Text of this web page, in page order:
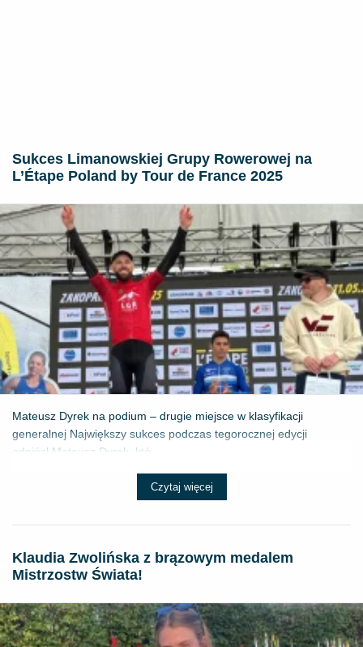
Sukces Limanowskiej Grupy Rowerowej na
L’Étape Poland by Tour de France 2025
Mateusz Dyrek na podium – drugie miejsce w klasyfikacji
generalnej Największy sukces podczas tegorocznej edycji
odniósł Mateusz Dyrek, któ...
Czytaj więcej
Klaudia Zwolińska z brązowym medalem
Mistrzostw Świata!